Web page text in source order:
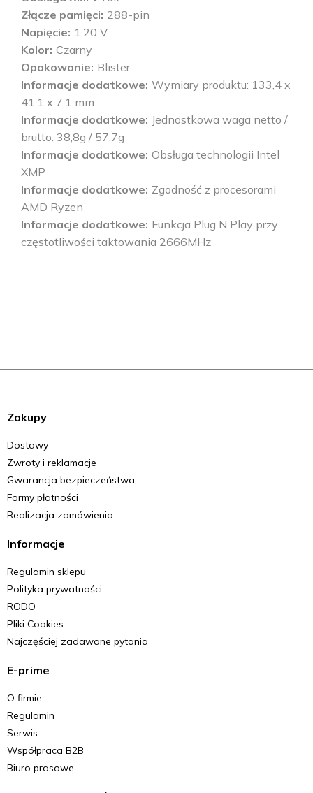
Złącze pamięci 288-pin
Napięcie 1.20 V
Kolor Czarny
Opakowanie Blister
Informacje dodatkowe Wymiary produktu: 133,4 x
41,1 x 7,1 mm
Informacje dodatkowe Jednostkowa waga netto /
brutto: 38,8g / 57,7g
Informacje dodatkowe Obsługa technologii Intel
XMP
Informacje dodatkowe Zgodność z procesorami
AMD Ryzen
Informacje dodatkowe Funkcja Plug N Play przy
częstotliwości taktowania 2666MHz
Zakupy
Dostawy
Zwroty i reklamacje
Gwarancja bezpieczeństwa
Formy płatności
Realizacja zamówienia
Informacje
Regulamin sklepu
Polityka prywatności
RODO
Pliki Cookies
Najczęściej zadawane pytania
E-prime
O firmie
Regulamin
Serwis
Współpraca B2B
Biuro prasowe